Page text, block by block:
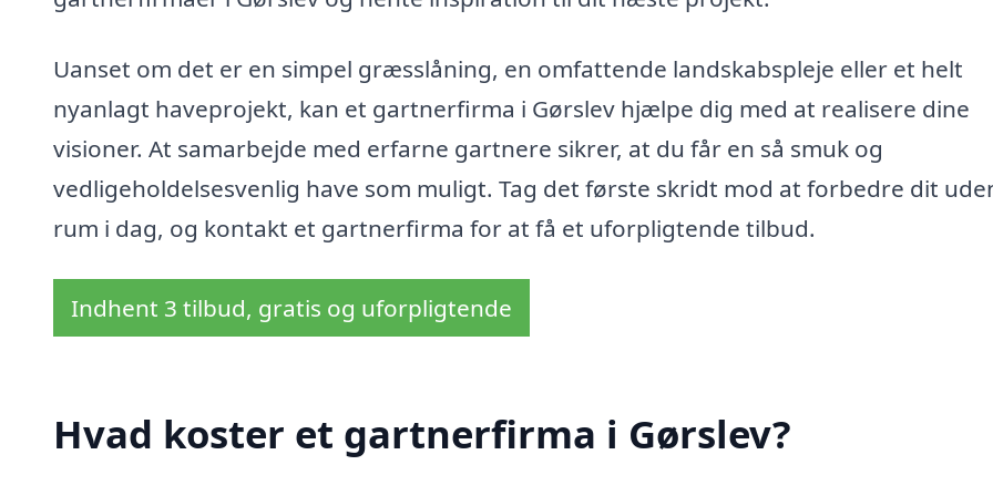
Uanset om det er en simpel græsslåning, en omfattende landskabspleje eller et helt
nyanlagt haveprojekt, kan et gartnerfirma i Gørslev hjælpe dig med at realisere dine
visioner. At samarbejde med erfarne gartnere sikrer, at du får en så smuk og
vedligeholdelsesvenlig have som muligt. Tag det første skridt mod at forbedre dit
rum i dag, og kontakt et gartnerfirma for at få et uforpligtende tilbud.
Indhent 3 tilbud, gratis og uforpligtende
Hvad koster et gartnerfirma i Gørslev?